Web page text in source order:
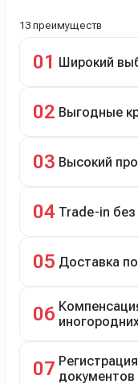
13 преимуществ
01 Широкий
подержанные
02 Выгодные
рассрочка 0% на
03 Высокий
04 Trade-in
05 Доставка
06
07 документов